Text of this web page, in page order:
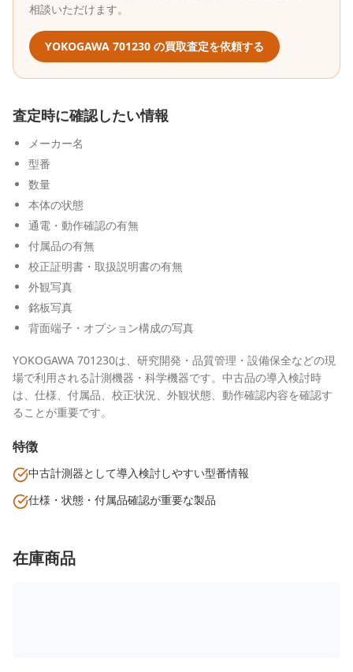
相談いただけます。
YOKOGAWA 701230 の買取査定を依頼する
査定時に確認したい情報
メーカー名
型番
数量
本体の状態
通電・動作確認の有無
付属品の有無
校正証明書・取扱説明書の有無
外観写真
銘板写真
背面端子・オプション構成の写真
YOKOGAWA 701230は、研究開発・品質管理・設備保全などの現
場で利用される計測機器・科学機器です。中古品の導入検討時
は、仕様、付属品、校正状況、外観状態、動作確認内容を確認す
ることが重要です。
特徴
中古計測器として導入検討しやすい型番情報
仕様・状態・付属品確認が重要な製品
在庫商品